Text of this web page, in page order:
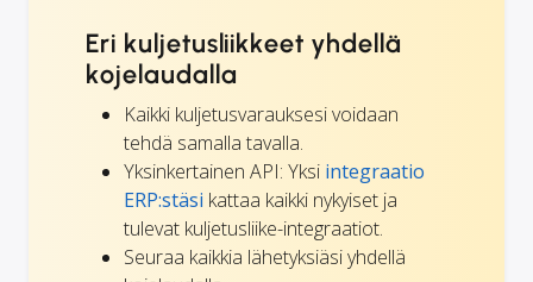
Eri kuljetusliikkeet yhdellä
kojelaudalla
Kaikki kuljetusvarauksesi voidaan
tehdä samalla tavalla.
Yksinkertainen API: Yksi integraatio
ERP:stäsi kattaa kaikki nykyiset ja
tulevat kuljetusliike-integraatiot.
Seuraa kaikkia lähetyksiäsi yhdellä